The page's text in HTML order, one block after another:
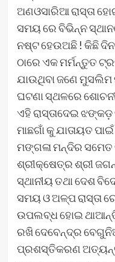
ଅଣଓସାରିଆ ରାସ୍ତା
ସମୟ ରେ ବିଭିନ୍ନ
ନଷ୍ଟ ହେଉଅଛି ! କିଛି ଦିନ
ଠାରେ ଏକ ମର୍ମନ୍ତୁତ
ଯାଉଥିବା ଜଣେ ମୁସଲିମ
ଘଟଣା ସ୍ଥଳରେ
ଏହି ରାସ୍ତାଦେଇ ଝଙ୍କଡ଼
ମାଛଗାଁ କୁ ଯାତାୟତ
ମଙ୍ଗଳା ମନ୍ଦିର ସମେତ
ଶ୍ରୀକ୍ଷେତ୍ର ଶ୍ରୀ
ସ୍ଥାନୀୟ ତଥା ଦେଶ
ସମୟ ଓ ଅଳ୍ପ ରାସ୍ତା
ଉପଲବ୍ଧ ହୋଇ
ରଖି ଦେବେନ୍ଦ୍ର
ପ୍ରଶସ୍ତିକରଣ